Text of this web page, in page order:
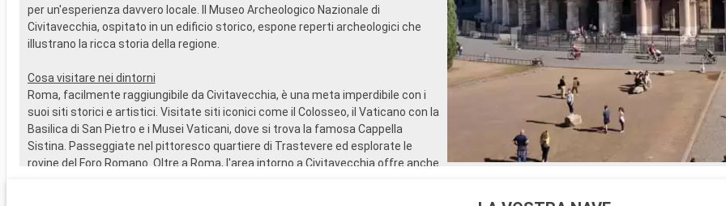
per un'esperienza davvero locale. Il Museo Archeologico Nazionale di
Civitavecchia, ospitato in un edificio storico, espone reperti archeologici che
illustrano la ricca storia della regione.
Cosa visitare nei dintorni
Roma, facilmente raggiungibile da Civitavecchia, è una meta imperdibile con i
suoi siti storici e artistici. Visitate siti iconici come il Colosseo, il Vaticano con la
Basilica di San Pietro e i Musei Vaticani, dove si trova la famosa Cappella
Sistina. Passeggiate nel pittoresco quartiere di Trastevere ed esplorate le
rovine del Foro Romano. Oltre a Roma, l'area intorno a Civitavecchia offre anche